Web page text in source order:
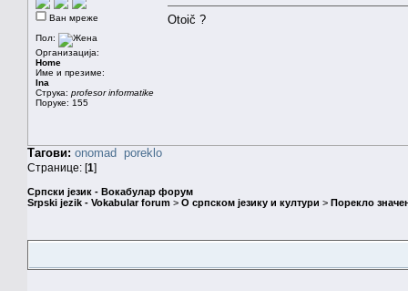
Ван мреже
Пол:
Организација:
Home
Име и презиме:
Ina
Струка: profesor informatike
Поруке: 155
Otoič ?
Тагови: onomad poreklo
Странице: [1]
Српски језик - Вокабулар форум
Srpski jezik - Vokabular forum > О српском језику и култури > Порекло